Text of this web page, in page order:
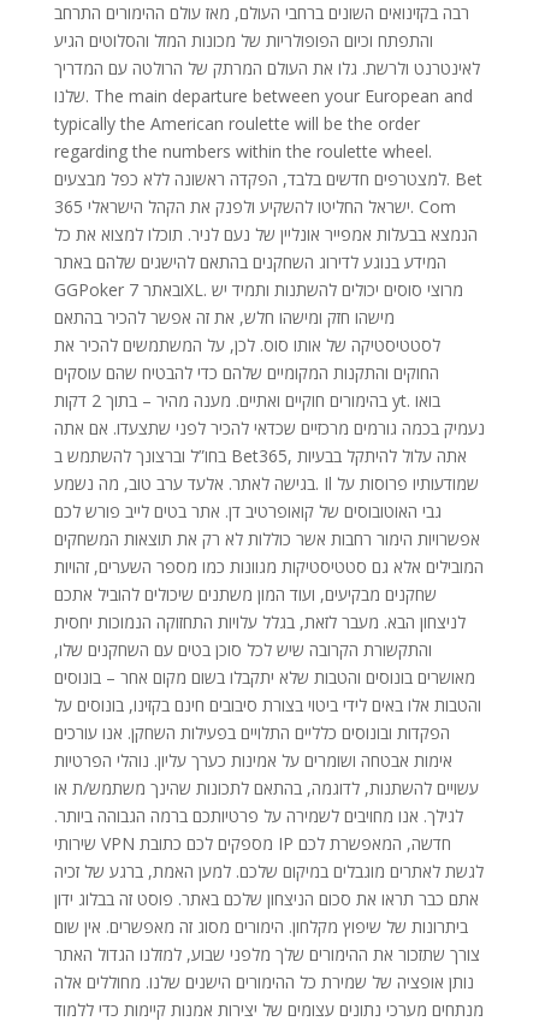
רבה בקזינואים השונים ברחבי העולם, מאז עולם ההימורים התרחב
והתפתח וכיום הפופולריות של מכונות המזל והסלוטים הגיע
לאינטרנט ולרשת. גלו את העולם המרתק של הרולטה עם המדריך
שלנו. The main departure between your European and
typically the American roulette will be the order
regarding the numbers within the roulette wheel.
למצטרפים חדשים בלבד, הפקדה ראשונה ללא כפל מבצעים. Bet
365 ישראל החליטו להשקיע ולפנק את הקהל הישראלי. Com
הנמצא בבעלות אמפייר אונליין של נעם לניר. תוכלו למצוא את כל
המידע בנוגע לדירוג השחקנים בהתאם להישגים שלהם באתר
GGPoker ובאתר 7XL. מרוצי סוסים יכולים להשתנות ותמיד יש
מישהו חזק ומישהו חלש, את זה אפשר להכיר בהתאם
לסטטיסטיקה של אותו סוס. לכן, על המשתמשים להכיר את
החוקים והתקנות המקומיים שלהם כדי להבטיח שהם עוסקים
בהימורים חוקיים ואתיים. מענה מהיר – בתוך 2 דקות yt. בואו
נעמיק בכמה גורמים מרכזיים שכדאי להכיר לפני שתצעדו. אם אתה
בחו”ל וברצונך להשתמש ב Bet365, אתה עלול להיתקל בבעיות
בגישה לאתר. אלעד ערב טוב, מה נשמע. Il שמודעותיו פרוסות על
גבי האוטובוסים של קואופרטיב דן. אתר בטים לייב פורש לכם
אפשרויות הימור רחבות אשר כוללות לא רק את תוצאות המשחקים
המובילים אלא גם סטטיסטיקות מגוונות כמו מספר השערים, זהויות
שחקנים מבקיעים, ועוד המון משתנים שיכולים להוביל אתכם
לניצחון הבא. מעבר לזאת, בגלל עלויות התחזוקה הנמוכות יחסית
והתקשורת הקרובה שיש לכל סוכן בטים עם השחקנים שלו,
מאושרים בונוסים והטבות שלא יתקבלו בשום מקום אחר – בונוסים
והטבות אלו באים לידי ביטוי בצורת סיבובים חינם בקזינו, בונוסים על
הפקדות ובונוסים כלליים התלויים בפעילות השחקן. אנו עורכים
אימות אבטחה ושומרים על אמינות כערך עליון. נוהלי הפרטיות
עשויים להשתנות, לדוגמה, בהתאם לתכונות שהינך משתמש/ת או
לגילך. אנו מחויבים לשמירה על פרטיותכם ברמה הגבוהה ביותר.
שירותי VPN מספקים לכם כתובת IP חדשה, המאפשרת לכם
לגשת לאתרים מוגבלים במיקום שלכם. למען האמת, ברגע של זכיה
אתם כבר תראו את סכום הניצחון שלכם באתר. פוסט זה בבלוג ידון
ביתרונות של שיפוץ מקלחון. הימורים מסוג זה מאפשרים. אין שום
צורך שתזכור את ההימורים שלך מלפני שבוע, למזלנו הגדול האתר
נותן אופציה של שמירת כל ההימורים הישנים שלנו. מחוללים אלה
מנתחים מערכי נתונים עצומים של יצירות אמנות קיימות כדי ללמוד